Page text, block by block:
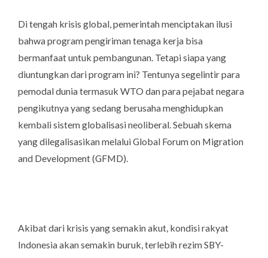
Di tengah krisis global, pemerintah menciptakan ilusi
bahwa program pengiriman tenaga kerja bisa
bermanfaat untuk pembangunan. Tetapi siapa yang
diuntungkan dari program ini? Tentunya segelintir para
pemodal dunia termasuk WTO dan para pejabat negara
pengikutnya yang sedang berusaha menghidupkan
kembali sistem globalisasi neoliberal. Sebuah skema
yang dilegalisasikan melalui Global Forum on Migration
and Development (GFMD).
Akibat dari krisis yang semakin akut, kondisi rakyat
Indonesia akan semakin buruk, terlebih rezim SBY-